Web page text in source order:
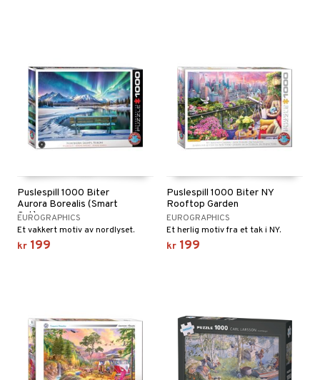
Puslespill 1000 Biter
Aurora Borealis (Smart
Cut)
EUROGRAPHICS
Et vakkert motiv av nordlyset.
kr 199
Puslespill 1000 Biter NY
Rooftop Garden
EUROGRAPHICS
Et herlig motiv fra et tak i NY.
kr 199